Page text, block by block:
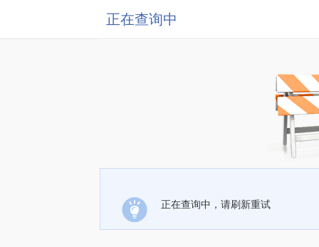
正在查询中
正在查询中，请刷新重试